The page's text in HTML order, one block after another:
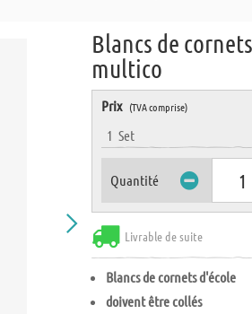
Blancs de
multico
Prix (TVA comprise)
1Set
Quantité
Livrable de suite
Blancs de cornets d'école
doivent être collés